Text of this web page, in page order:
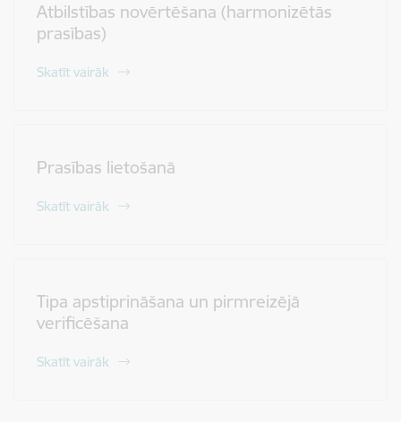
Atbilstības novērtēšana (harmonizētās
prasības)
Skatīt vairāk
Prasības lietošanā
Skatīt vairāk
Tipa apstiprināšana un pirmreizējā
verificēšana
Skatīt vairāk